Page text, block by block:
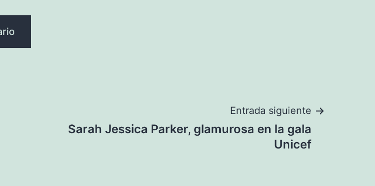
Entrada siguiente
Sarah Jessica Parker, glamurosa en la gala
Unicef